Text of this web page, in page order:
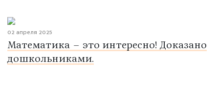
02 апреля 2025
Математика – это интересно! Доказано
дошкольниками.